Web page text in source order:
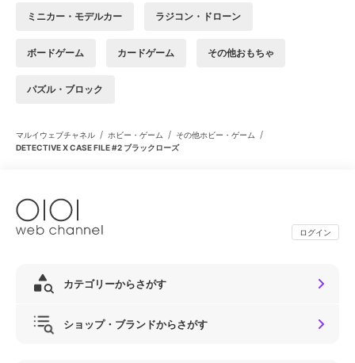
ミニカー・モデルカー ラジコン・ドローン
ボードゲーム カードゲーム その他おもちゃ
パズル・ブロック
マルイウェブチャネル / ホビー・ゲーム / その他ホビー・ゲーム /
DETECTIVE X CASE FILE #2 ブラックローズ
ログイン
カテゴリーからさがす
ショップ・ブランドからさがす